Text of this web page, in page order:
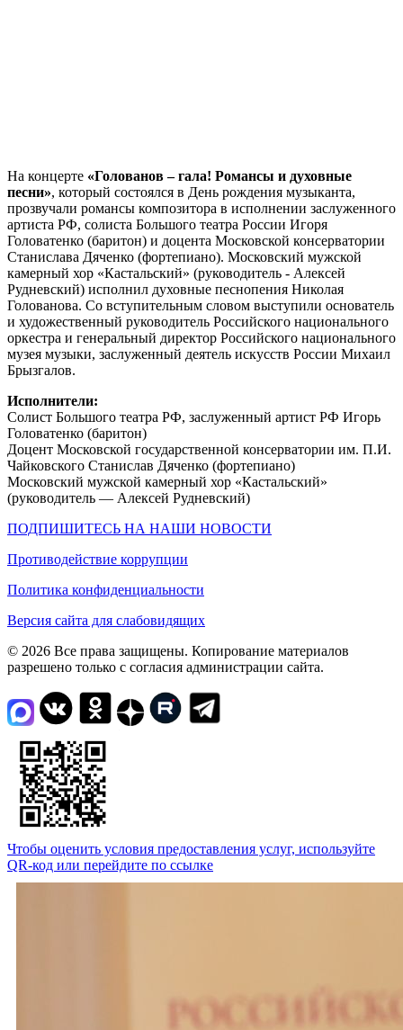
На концерте «Голованов – гала! Романсы и духовные
песни», который состоялся в День рождения музыканта,
прозвучали романсы композитора в исполнении заслуженного
артиста РФ, солиста Большого театра России Игоря
Головатенко (баритон) и доцента Московской консерватории
Станислава Дяченко (фортепиано). Московский мужской
камерный хор «Кастальский» (руководитель - Алексей
Рудневский) исполнил духовные песнопения Николая
Голованова. Со вступительным словом выступили основатель
и художественный руководитель Российского национального
оркестра и генеральный директор Российского национального
музея музыки, заслуженный деятель искусств России Михаил
Брызгалов.
Исполнители:
Солист Большого театра РФ, заслуженный артист РФ Игорь
Головатенко (баритон)
Доцент Московской государственной консерватории им. П.И.
Чайковского Станислав Дяченко (фортепиано)
Московский мужской камерный хор «Кастальский»
(руководитель — Алексей Рудневский)
ПОДПИШИТЕСЬ НА НАШИ НОВОСТИ
Противодействие коррупции
Политика конфиденциальности
Версия сайта для слабовидящих
© 2026 Все права защищены. Копирование материалов
разрешено только с согласия администрации сайта.
Чтобы оценить условия предоставления услуг, используйте
QR-код или перейдите по ссылке